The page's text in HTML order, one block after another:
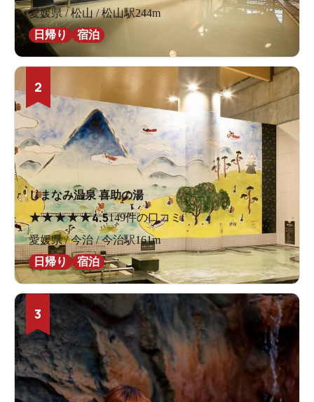
愛媛県 / 松山 / 松山駅244m
日帰り
宿泊
2
しまなみ温泉 喜助の湯
★★★★★4.5149件の口コミ
愛媛県 / 今治 / 今治駅161m
日帰り
宿泊
3